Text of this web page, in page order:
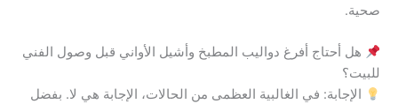
صحية.
هل أحتاج أفرغ دواليب المطبخ وأشيل الأواني قبل وصول الفني
للبيت؟
الإجابة: في الغالبية العظمى من الحالات، الإجابة هي لا. بفضل